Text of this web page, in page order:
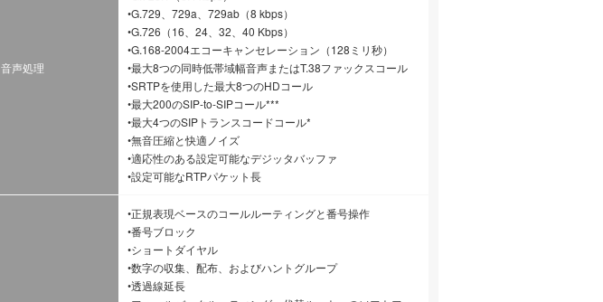
音声処理
•G.729、729a、729ab（8 kbps）
•G.726（16、24、32、40 Kbps）
•G.168-2004エコーキャンセレーション（128ミリ秒）
•最大8つの同時低帯域幅音声またはT.38ファックスコール
•SRTPを使用した最大8つのHDコール
•最大200のSIP-to-SIPコール***
•最大4つのSIPトランスコードコール*
•無音圧縮と快適ノイズ
•適応性のある設定可能なデジッタバッファ
•設定可能なRTPパケット長
•正規表現ベースのコールルーティングと番号操作
•番号ブロック
•ショートダイヤル
•数字の収集、配布、およびハントグループ
•透過線延長